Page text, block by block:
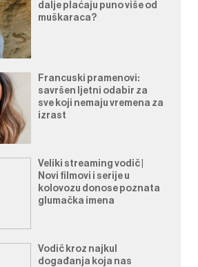
dalje plaćaju puno više od
muškaraca?
Francuski pramenovi:
savršen ljetni odabir za
sve koji nemaju vremena za
izrast
Veliki streaming vodič |
Novi filmovi i serije u
kolovozu donose poznata
glumačka imena
Vodič kroz najkul
događanja koja nas